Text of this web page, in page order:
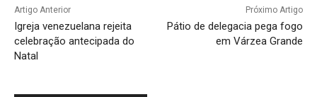
Artigo Anterior
Igreja venezuelana rejeita
celebração antecipada do
Natal
Próximo Artigo
Pátio de delegacia pega fogo
em Várzea Grande